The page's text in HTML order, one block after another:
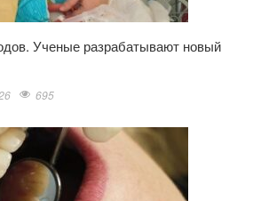
Ученые разрабатывают новый
695